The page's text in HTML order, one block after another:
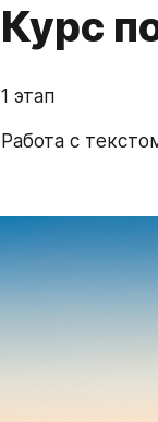
Курс
1 этап
Работа с